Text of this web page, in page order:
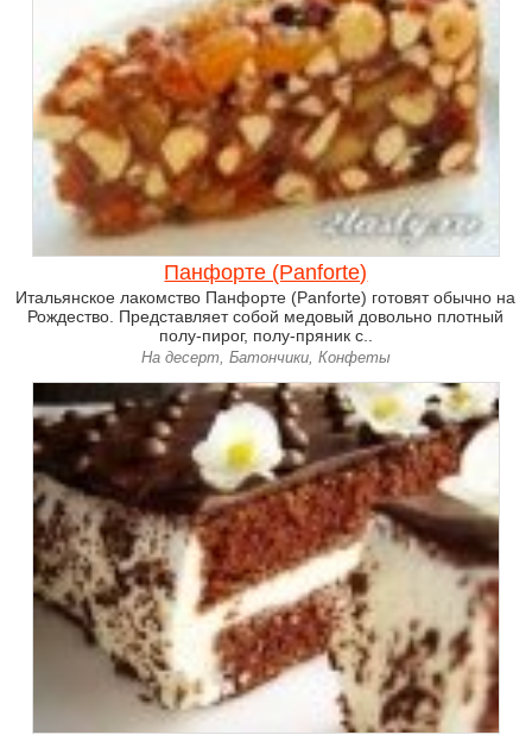
Панфорте (Panforte)
Итальянское лакомство Панфорте (Panforte) готовят обычно на
Рождество. Представляет собой медовый довольно плотный
полу-пирог, полу-пряник с..
На десерт, Батончики, Конфеты